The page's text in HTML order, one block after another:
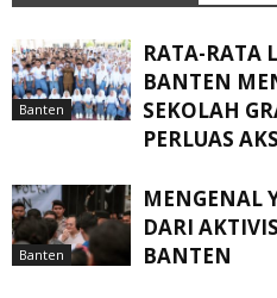
Banten
RATA-RATA
BANTEN
SEKOLAH
PERLUAS
Banten
MENGENAL
DARI
BANTEN